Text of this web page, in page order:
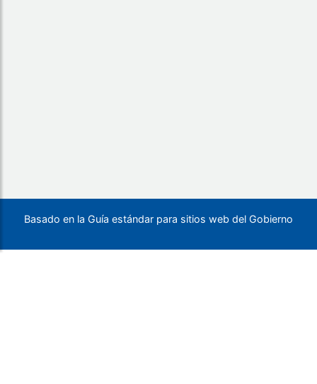
Basado en la Guía estándar para sitios web del Gobierno